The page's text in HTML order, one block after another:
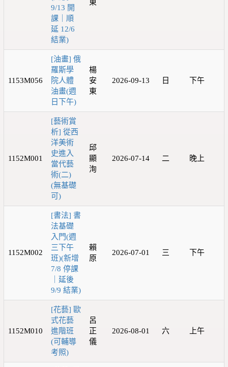
9/13 開
課｜順
延 12/6
結業)
東
1153M056
[油畫] 俄
羅斯學
院人體
油畫(週
日下午)
楊
安
東
2026-09-13 日 下午
1152M001
[藝術賞
析] 從西
洋美術
史進入
當代藝
術(二)
(無基礎
可)
邱
顯
洵
2026-07-14 二 晚上
1152M002
[書法] 書
法基礎
入門(週
三下午
班)(新增
7/8 停課
｜延後
9/9 結業)
賴
原
2026-07-01 三 下午
1152M010
[花藝] 歐
式花藝
進階班
(可輔導
考照)
呂
正
儀
2026-08-01 六 上午